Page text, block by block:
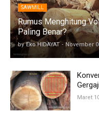
SAWMILL
Rumus Menghitung
Paling Benar?
by Eko HIDAYAT - November
Maret